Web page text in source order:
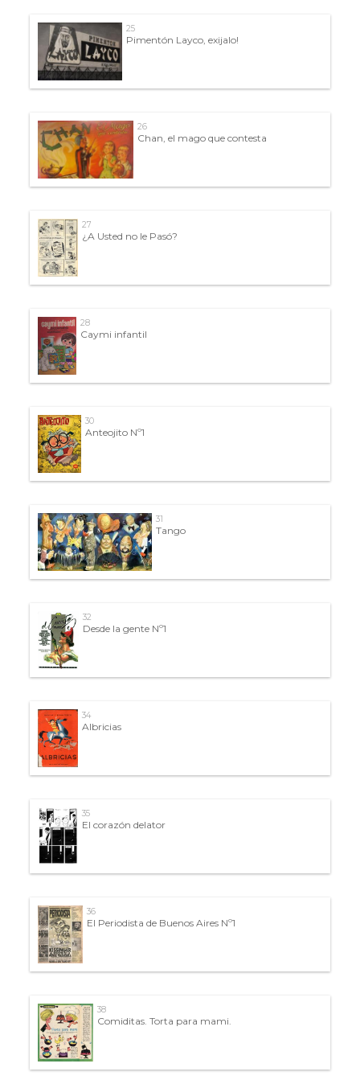
25
Pimentón Layco, exijalo!
26
Chan, el mago que contesta
27
¿A Usted no le Pasó?
28
Caymi infantil
30
Anteojito Nº1
31
Tango
32
Desde la gente Nº1
34
Albricias
35
El corazón delator
36
El Periodista de Buenos Aires Nº1
38
Comiditas. Torta para mami.